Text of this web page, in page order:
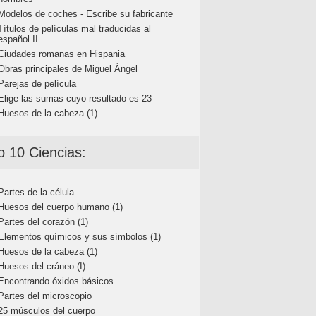
de coches - Escribe su fabricante
de películas mal traducidas al
II
romanas en Hispania
principales de Miguel Ángel
de película
las sumas cuyo resultado es 23
de la cabeza (1)
10 Ciencias:
de la célula
del cuerpo humano (1)
del corazón (1)
químicos y sus símbolos (1)
de la cabeza (1)
del cráneo (I)
óxidos básicos.
del microscopio
músculos del cuerpo